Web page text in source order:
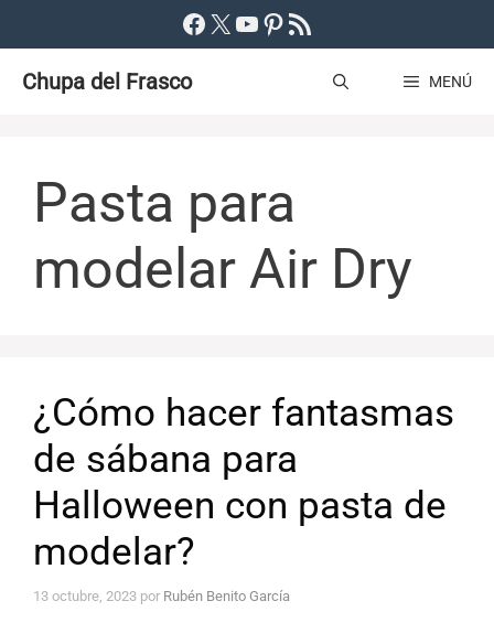
al
contenido
Facebook
X YouTube
Pinterest
Feed RSS
Chupa del Frasco MENÚ
Pasta para
modelar Air Dry
¿Cómo hacer fantasmas
de sábana para
Halloween con pasta de
modelar?
13 octubre, 2023 por Rubén Benito García